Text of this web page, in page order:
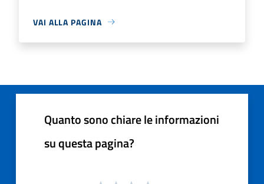
VAI ALLA PAGINA
Quanto sono chiare le informazioni
su questa pagina?